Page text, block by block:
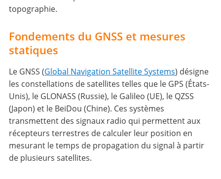
topographie.
Fondements du GNSS et mesures
statiques
Le GNSS (Global Navigation Satellite Systems) désigne
les constellations de satellites telles que le GPS (États-
Unis), le GLONASS (Russie), le Galileo (UE), le QZSS
(Japon) et le BeiDou (Chine). Ces systèmes
transmettent des signaux radio qui permettent aux
récepteurs terrestres de calculer leur position en
mesurant le temps de propagation du signal à partir
de plusieurs satellites.